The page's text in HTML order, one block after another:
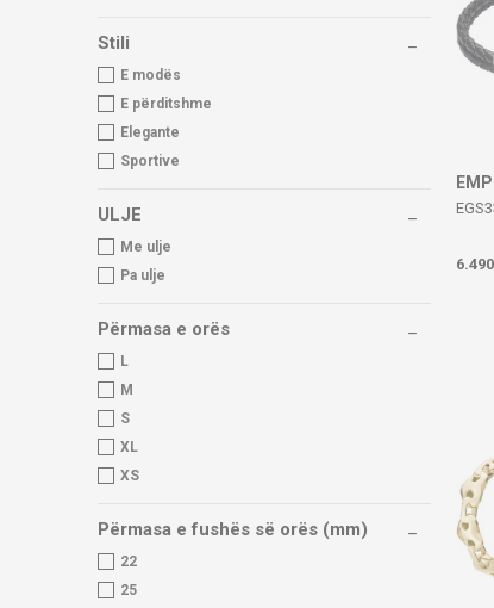
Stili
E modës
E përditshme
Elegante
Sportive
ULJE
Me ulje
Pa ulje
Përmasa e orës
L
M
S
XL
XS
Përmasa e fushës së orës (mm)
22
25
6.490